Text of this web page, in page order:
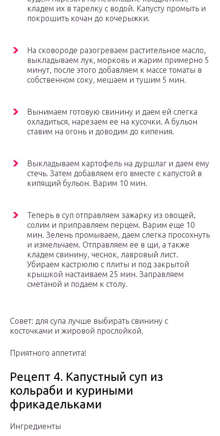
кладем их в тарелку с водой. Капусту промыть и
покрошить кочан до кочерыжки.
На сковороде разогреваем растительное масло,
выкладываем лук, морковь и жарим примерно 5
минут, после этого добавляем к массе томаты в
собственном соку, мешаем и тушим 5 мин.
Вынимаем готовую свинину и даем ей слегка
охладиться, нарезаем ее на кусочки. А бульон
ставим на огонь и доводим до кипения.
Выкладываем картофель на дуршлаг и даем ему
стечь. Затем добавляем его вместе с капустой в
кипящий бульон. Варим 10 мин.
Теперь в суп отправляем зажарку из овощей,
солим и приправляем перцем. Варим еще 10
мин. Зелень промываем, даем слегка просохнуть
и измельчаем. Отправляем ее в щи, а также
кладем свинину, чеснок, лавровый лист.
Убираем кастрюлю с плиты и под закрытой
крышкой настаиваем 25 мин. Заправляем
сметаной и подаем к столу.
Совет: для супа лучше выбирать свинину с
косточками и жировой прослойкой.
Приятного аппетита!
Рецепт 4. Капустный суп из
кольраби и куриными
фрикадельками
Ингредиенты